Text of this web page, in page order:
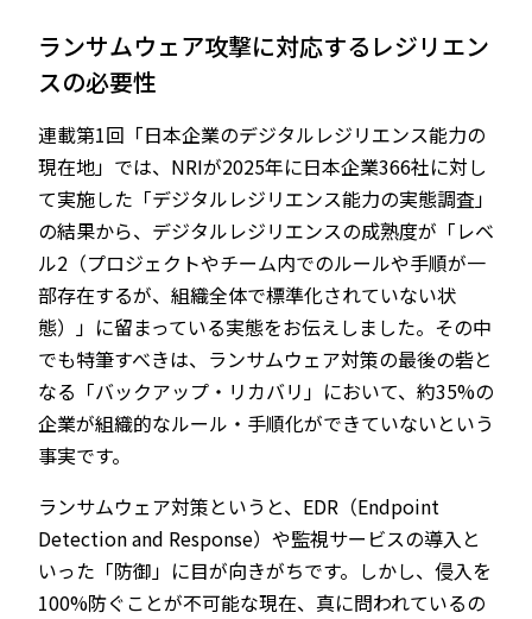
ランサムウェア攻撃に対応するレジリエン
スの必要性
連載第1回「日本企業のデジタルレジリエンス能力の
現在地」では、NRIが2025年に日本企業366社に対し
て実施した「デジタルレジリエンス能力の実態調査」
の結果から、デジタルレジリエンスの成熟度が「レベ
ル2（プロジェクトやチーム内でのルールや手順が一
部存在するが、組織全体で標準化されていない状
態）」に留まっている実態をお伝えしました。その中
でも特筆すべきは、ランサムウェア対策の最後の砦と
なる「バックアップ・リカバリ」において、約35%の
企業が組織的なルール・手順化ができていないという
事実です。
ランサムウェア対策というと、EDR（Endpoint
Detection and Response）や監視サービスの導入と
いった「防御」に目が向きがちです。しかし、侵入を
100%防ぐことが不可能な現在、真に問われているの